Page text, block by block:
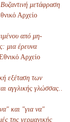
μετάφραση
Αρχείο
από μη-
μια έρευνα
Εθνικό Αρχείο
εξέταση των
αγγλικής γλώσσας.
και "για να"
της γερμανικής